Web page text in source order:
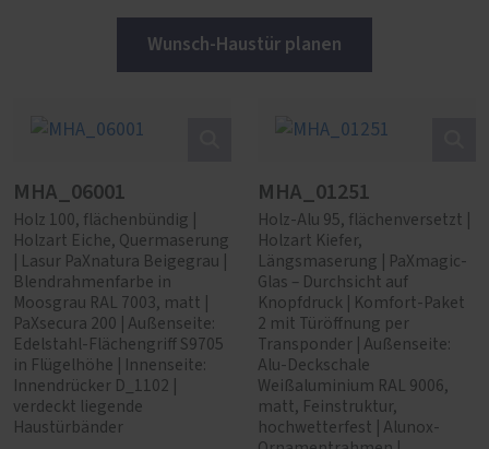
Wunsch-Haustür planen
MHA_06001
Holz 100, flächenbündig |
Holzart Eiche, Quermaserung
| Lasur PaXnatura Beigegrau |
Blendrahmenfarbe in
Moosgrau RAL 7003, matt |
PaXsecura 200 | Außenseite:
Edelstahl-Flächengriff S9705
in Flügelhöhe | Innenseite:
Innendrücker D_1102 |
verdeckt liegende
Haustürbänder
MHA_01251
Holz-Alu 95, flächenversetzt |
Holzart Kiefer,
Längsmaserung | PaXmagic-
Glas – Durchsicht auf
Knopfdruck | Komfort-Paket
2 mit Türöffnung per
Transponder | Außenseite:
Alu-Deckschale
Weißaluminium RAL 9006,
matt, Feinstruktur,
hochwetterfest | Alunox-